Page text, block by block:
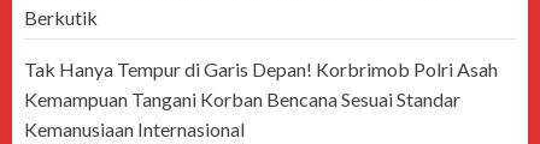
Berkutik
Tak Hanya Tempur di Garis Depan! Korbrimob Polri Asah
Kemampuan Tangani Korban Bencana Sesuai Standar
Kemanusiaan Internasional